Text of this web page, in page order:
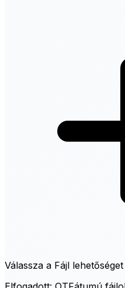
Válassza a Fájl lehetőséget